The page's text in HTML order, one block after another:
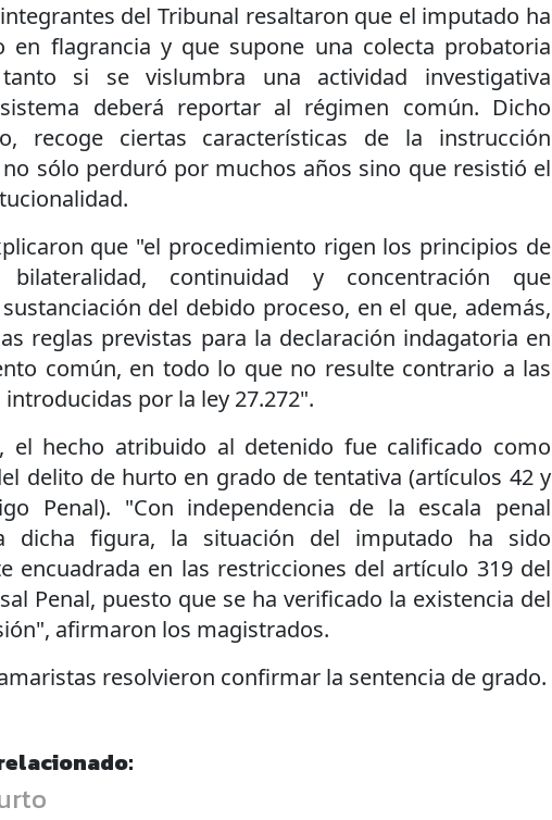
del Tribunal resaltaron que el imputado ha
en flagrancia y que supone una colecta probatoria
si se vislumbra una actividad investigativa
deberá reportar al régimen común. Dicho
recoge ciertas características de la instrucción
sólo perduró por muchos años sino que resistió el
que "el procedimiento rigen los principios de
bilateralidad, continuidad y concentración que
del debido proceso, en el que, además,
reglas previstas para la declaración indagatoria en
común, en todo lo que no resulte contrario a las
por la ley 27.272".
el hecho atribuido al detenido fue calificado como
delito de hurto en grado de tentativa (artículos 42 y
Penal). "Con independencia de la escala penal
dicha figura, la situación del imputado ha sido
encuadrada en las restricciones del artículo 319 del
Penal, puesto que se ha verificado la existencia del
afirmaron los magistrados.
resolvieron confirmar la sentencia de grado.